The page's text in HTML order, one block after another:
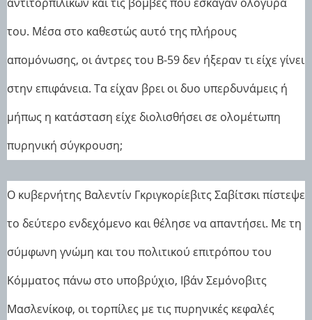
του. Μέσα στο καθεστώς αυτό της πλήρους
απομόνωσης, οι άντρες του Β-59 δεν ήξεραν τι είχε γίνει
στην επιφάνεια. Τα είχαν βρει οι δυο υπερδυνάμεις ή
μήπως η κατάσταση είχε διολισθήσει σε ολομέτωπη
πυρηνική σύγκρουση;
Ο κυβερνήτης Βαλεντίν Γκριγκορίεβιτς Σαβίτσκι πίστεψε
το δεύτερο ενδεχόμενο και θέλησε να απαντήσει. Με τη
σύμφωνη γνώμη και του πολιτικού επιτρόπου του
Κόμματος πάνω στο υποβρύχιο, Ιβάν Σεμόνοβιτς
Μασλενίκοφ, οι τορπίλες με τις πυρηνικές κεφαλές